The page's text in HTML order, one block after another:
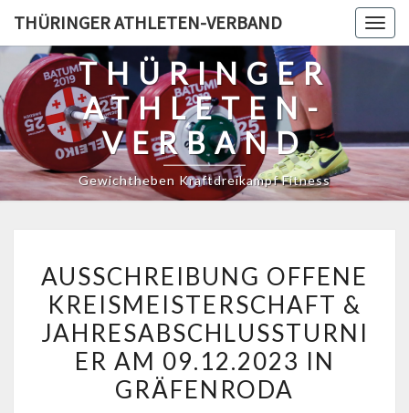
content
THÜRINGER ATHLETEN-VERBAND
THÜRINGER
ATHLETEN-
VERBAND
Gewichtheben Kraftdreikampf Fitness
OFFENE
KREISMEISTERSCHAFT
&
AM
09.12.2023
AUSSCHREIBUNG OFFENE
KREISMEISTERSCHAFT &
JAHRESABSCHLUSSTURNI
ER AM 09.12.2023 IN
GRÄFENRODA